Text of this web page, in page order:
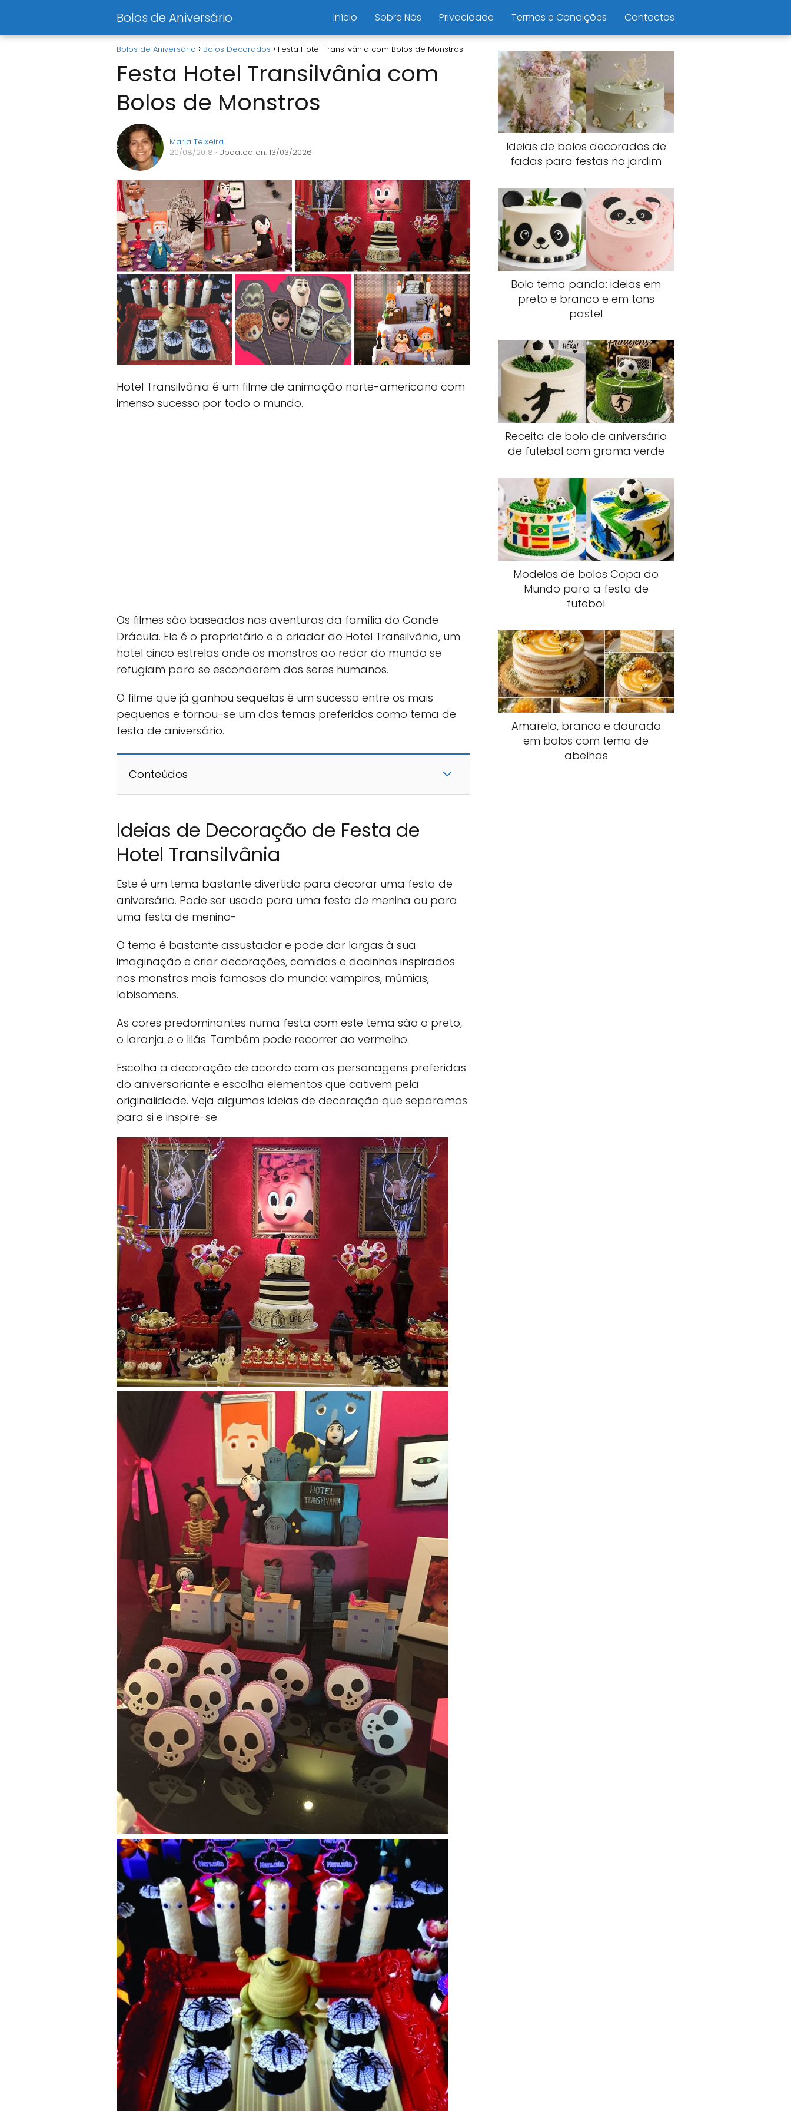
Bolos de Aniversário Início Sobre Nós Privacidade Termos e Condições Contactos
Bolos de Aniversário Bolos Decorados Festa Hotel Transilvânia com Bolos de Monstros
Festa Hotel Transilvânia com
Bolos de Monstros
Maria Teixeira
20/08/2018 · Updated on: 13/03/2026
Hotel Transilvânia é um filme de animação norte-americano com
imenso sucesso por todo o mundo.
Os filmes são baseados nas aventuras da família do Conde
Drácula. Ele é o proprietário e o criador do Hotel Transilvânia, um
hotel cinco estrelas onde os monstros ao redor do mundo se
refugiam para se esconderem dos seres humanos.
O filme que já ganhou sequelas é um sucesso entre os mais
pequenos e tornou-se um dos temas preferidos como tema de
festa de aniversário.
Conteúdos
Ideias de Decoração de Festa de
Hotel Transilvânia
Este é um tema bastante divertido para decorar uma festa de
aniversário. Pode ser usado para uma festa de menina ou para
uma festa de menino-
O tema é bastante assustador e pode dar largas à sua
imaginação e criar decorações, comidas e docinhos inspirados
nos monstros mais famosos do mundo: vampiros, múmias,
lobisomens.
As cores predominantes numa festa com este tema são o preto,
o laranja e o lilás. Também pode recorrer ao vermelho.
Escolha a decoração de acordo com as personagens preferidas
do aniversariante e escolha elementos que cativem pela
originalidade. Veja algumas ideias de decoração que separamos
para si e inspire-se.
Ideias de bolos decorados de
fadas para festas no jardim
Bolo tema panda: ideias em
preto e branco e em tons
pastel
Receita de bolo de aniversário
de futebol com grama verde
Modelos de bolos Copa do
Mundo para a festa de
futebol
Amarelo, branco e dourado
em bolos com tema de
abelhas